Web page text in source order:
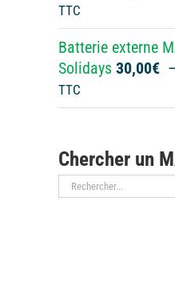
TTC
Batterie externe
Solidays 30,00€ –
TTC
Chercher un